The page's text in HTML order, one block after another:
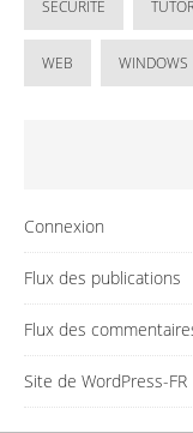
SÉCURITÉ
WEB WINDOWS
Connexion
Flux des publications
Flux des
Site de WordPress-FR